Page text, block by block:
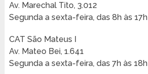
Av. Marechal Tito, 3.012
Segunda a sexta-feira, das 8h às 17h
CAT São Mateus I
Av. Mateo Bei, 1.641
Segunda a sexta-feira, das 7h às 18h